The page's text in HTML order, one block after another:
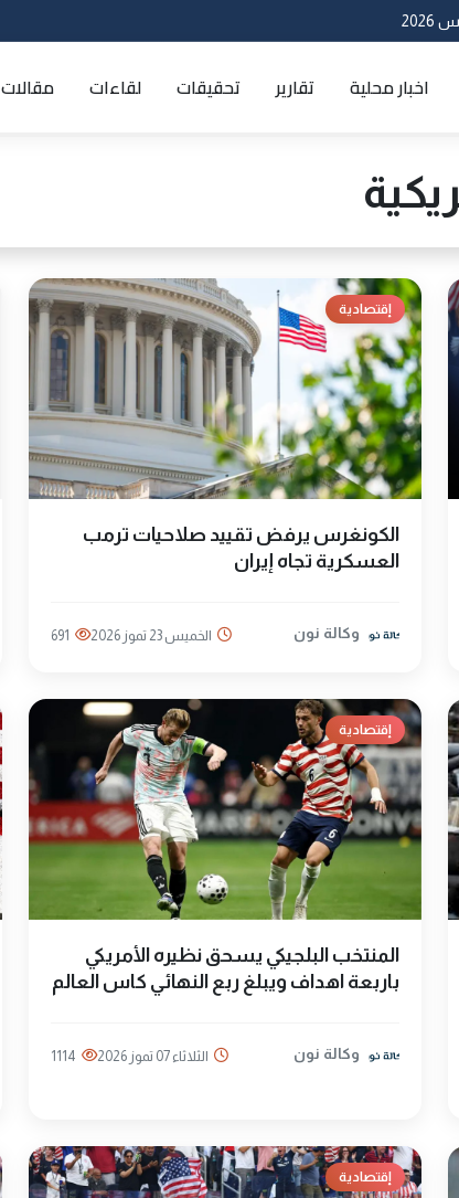
اخبار محلية تقارير تحقيقات لقاءات مقالات
إقتصادية
الكونغرس يرفض تقييد صلاحيات ترمب
العسكرية تجاه إيران
وكالة نون الخميس 23 تموز 2026 691
إقتصادية
المنتخب البلجيكي يسحق نظيره الأمريكي
باربعة اهداف ويبلغ ربع النهائي كاس العالم
وكالة نون الثلاثاء 07 تموز 2026 1114
إقتصادية